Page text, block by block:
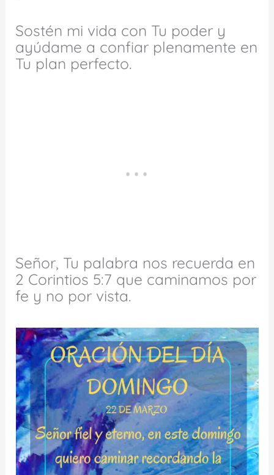
Sostén mi vida con Tu poder y
ayúdame a confiar plenamente en
Tu plan perfecto.
Señor, Tu palabra nos recuerda en
2 Corintios 5:7 que caminamos por
fe y no por vista.